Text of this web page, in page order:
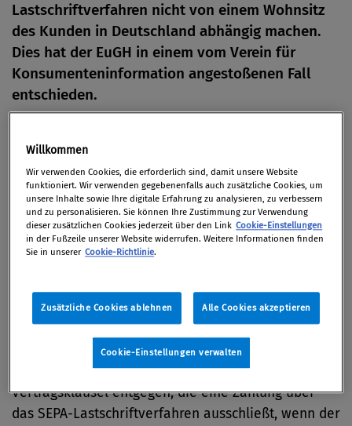
Lastschriftverfahren nicht von einem Wohnsitz
des Kunden in Deutschland abhängig machen.
Dies hat der EuGH in einem vom Verein für
Konsumenteninformation angestoßenen Fall
entschieden.
09. September 2019
Demnach ergibt sich aus der SEPA-Verordnung
(SEPA-VO), dass ein Lastschriftempfänger nicht
einem bestimmten Mitgliedstaat geführt wird, wenn
dieses Konto für eine Inlandslastschrift erreichbar
Art. 9 Abs. 2 der SEPA-VO steht daher einer
Vertragsklausel entgegen, die eine Zahlung über
das SEPA-Lastschriftverfahren ausschließt, wenn der
Willkommen
Wir verwenden Cookies, die erforderlich sind, damit unsere Website
funktioniert. Wir verwenden gegebenenfalls auch zusätzliche Cookies, um
unsere Inhalte sowie Ihre digitale Erfahrung zu analysieren, zu verbessern
und zu personalisieren. Sie können Ihre Zustimmung zur Verwendung
dieser zusätzlichen Cookies jederzeit über den Link Cookie-Einstellungen
in der Fußzeile unserer Website widerrufen. Weitere Informationen finden
Sie in unserer Cookie-Richtlinie.
Zusätzliche Cookies ablehnen Alle Cookies akzeptieren
Cookie-Einstellungen verwalten